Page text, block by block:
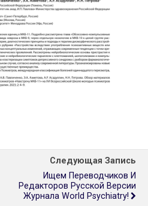
Следующая Запись
Ищем Переводчиков И
Редакторов Русской Версии
Журнала World Psychiatry!